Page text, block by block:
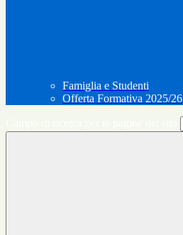
Famiglia e Studenti
Offerta Formativa 2025/26